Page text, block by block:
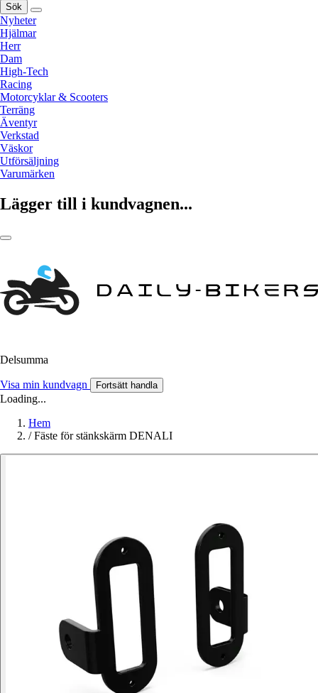
Sök
Nyheter
Hjälmar
Herr
Dam
High-Tech
Racing
Motorcyklar & Scooters
Terräng
Äventyr
Verkstad
Väskor
Utförsäljning
Varumärken
Lägger till i kundvagnen...
Delsumma
Visa min kundvagn Fortsätt handla
Loading...
Hem
/ Fäste för stänkskärm DENALI